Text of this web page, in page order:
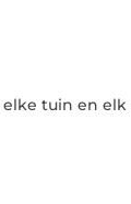
tuin en